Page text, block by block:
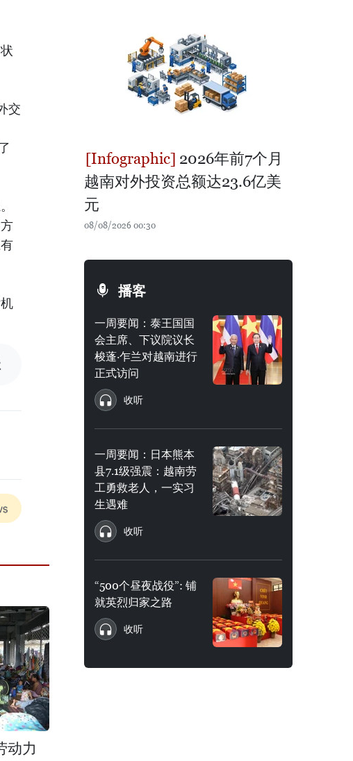
交
动力
2026年前7个月
越南对外投资总额达23.6亿美
元
08/08/2026 00:30
播客
一周要闻：泰王国国
会主席、下议院议长
梭蓬·乍兰对越南进行
正式访问
收听
一周要闻：日本熊本
县7.1级强震：越南劳
工勇救老人，一实习
生遇难
收听
“500个昼夜战役”: 铺
就英烈归家之路
收听